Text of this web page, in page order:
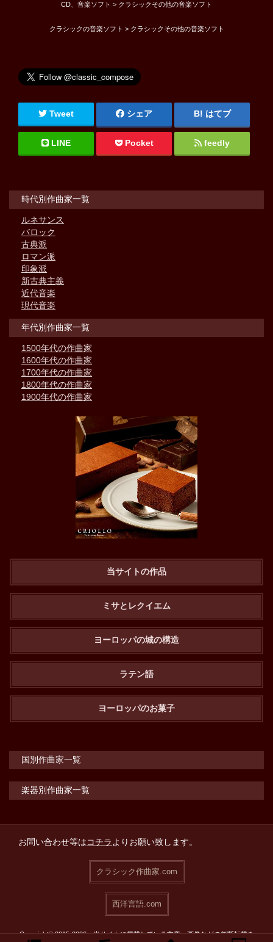
CD、音楽ソフト > クラシックその他の音楽ソフト
クラシックの音楽ソフト > クラシックその他の音楽ソフト
Tweet シェア はてブ
LINE Pocket feedly
時代別作曲家一覧
ルネサンス
バロック
古典派
ロマン派
印象派
新古典主義
近代音楽
現代音楽
年代別作曲家一覧
1500年代の作曲家
1600年代の作曲家
1700年代の作曲家
1800年代の作曲家
1900年代の作曲家
当サイトの作品
ミサとレクイエム
ヨーロッパの城の構造
ラテン語
ヨーロッパのお菓子
国別作曲家一覧
楽器別作曲家一覧
お問い合わせ等はコチラよりお願い致します。
クラシック作曲家.com
西洋言語.com
Copyright© 2015-2026 当サイトに掲載している文章・画像などの無断転載を